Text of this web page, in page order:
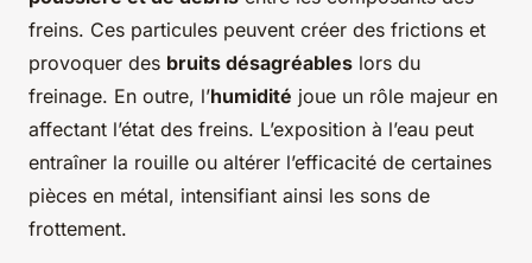
freins. Ces particules peuvent créer des frictions et
provoquer des bruits désagréables lors du
freinage. En outre, l’humidité joue un rôle majeur en
affectant l’état des freins. L’exposition à l’eau peut
entraîner la rouille ou altérer l’efficacité de certaines
pièces en métal, intensifiant ainsi les sons de
frottement.